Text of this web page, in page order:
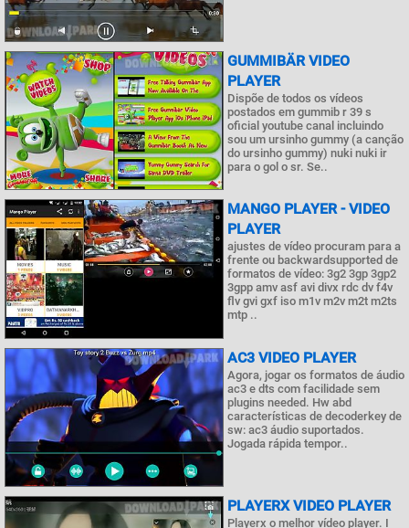
GUMMIBÄR VIDEO
PLAYER
Dispõe de todos os vídeos
postados em gummib r 39 s
oficial youtube canal incluindo
sou um ursinho gummy (a canção
do ursinho gummy) nuki nuki ir
para o gol o sr. Se..
MANGO PLAYER - VIDEO
PLAYER
ajustes de vídeo procuram para a
frente ou backwardsupported de
formatos de vídeo: 3g2 3gp 3gp2
3gpp amv asf avi divx rdc dv f4v
flv gvi gxf iso m1v m2v m2t m2ts
mtp ..
AC3 VIDEO PLAYER
Agora, jogar os formatos de áudio
ac3 e dts com facilidade sem
plugins needed. Hw abd
características de decoderkey de
sw: ac3 áudio suportados.
Jogada rápida tempor..
PLAYERX VIDEO PLAYER
Playerx o melhor vídeo player. I